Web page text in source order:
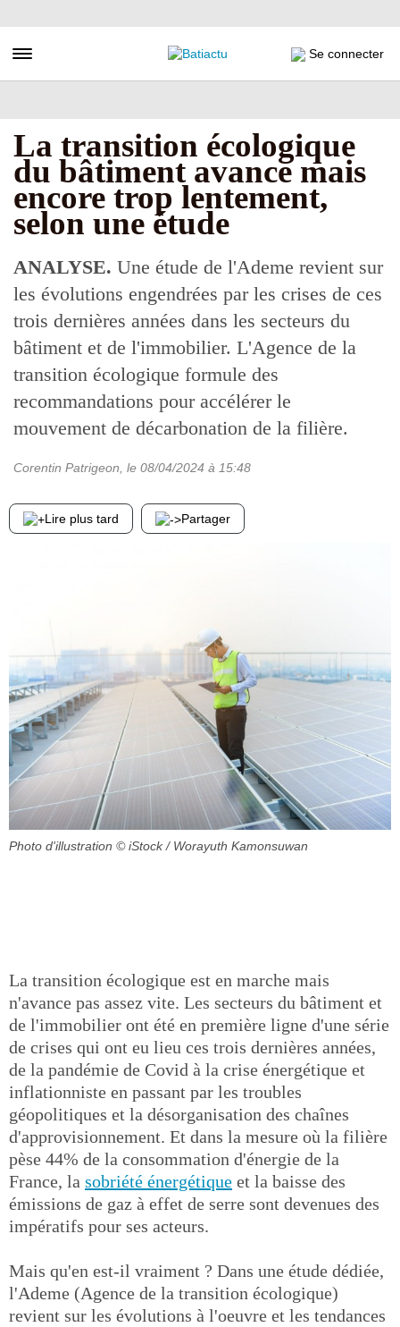
au
principal
Toggle navigation Se connecter
La transition écologique
du bâtiment avance mais
encore trop lentement,
selon une étude
ANALYSE. Une étude de l'Ademe revient sur
les évolutions engendrées par les crises de ces
trois dernières années dans les secteurs du
bâtiment et de l'immobilier. L'Agence de la
transition écologique formule des
recommandations pour accélérer le
mouvement de décarbonation de la filière.
Corentin Patrigeon , le 08/04/2024 à 15:48
Lire plus tard Partager
Photo d'illustration © iStock / Worayuth Kamonsuwan
La transition écologique est en marche mais
n'avance pas assez vite. Les secteurs du bâtiment et
de l'immobilier ont été en première ligne d'une série
de crises qui ont eu lieu ces trois dernières années,
de la pandémie de Covid à la crise énergétique et
inflationniste en passant par les troubles
géopolitiques et la désorganisation des chaînes
d'approvisionnement. Et dans la mesure où la filière
pèse 44% de la consommation d'énergie de la
France, la sobriété énergétique et la baisse des
émissions de gaz à effet de serre sont devenues des
impératifs pour ses acteurs.
Mais qu'en est-il vraiment ? Dans une étude dédiée,
l'Ademe (Agence de la transition écologique)
revient sur les évolutions à l'oeuvre et les tendances